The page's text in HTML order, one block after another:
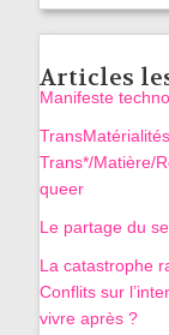
Articles
Manifeste
TransMatérialités
Trans*/Matière/
queer
Le partage du
La catastrophe
Conflits sur
vivre après ?